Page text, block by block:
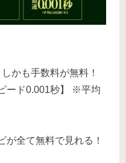
かも手数料が無料！
ード0.001秒】 ※平均
が全て無料で見れる！